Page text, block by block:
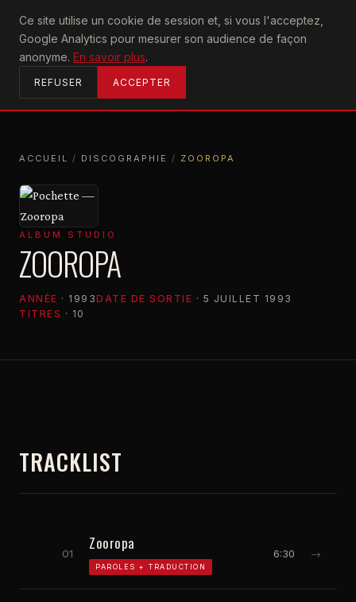
Ce site utilise un cookie de session et, si vous l'acceptez,
Google Analytics pour mesurer son audience de façon
anonyme. En savoir plus.
REFUSER ACCEPTER
U2achtung
ACCUEIL
ACCUEIL / DISCOGRAPHIE / ZOOROPA
ALBUM STUDIO
ZOOROPA
ANNÉE · 1993DATE DE SORTIE · 5 JUILLET 1993
TITRES · 10
TRACKLIST
01
Zooropa
PAROLES + TRADUCTION
6:30 →